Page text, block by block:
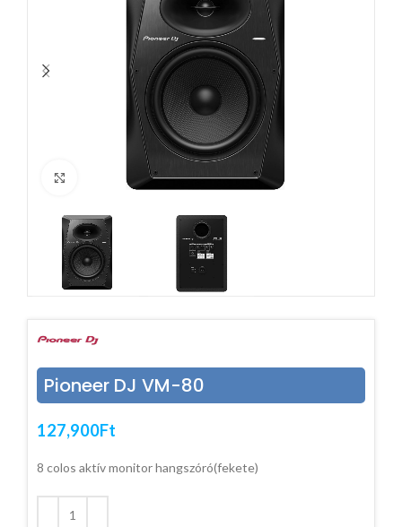
Click to enlarge
Pioneer DJ VM-80
127,900Ft
8 colos aktív monitor hangszóró(fekete)